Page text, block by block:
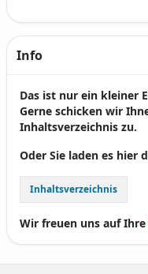
Info
Das ist nur ein kleiner
Gerne schicken wir
Inhaltsverzeichnis zu.
Oder Sie laden es hier
Inhaltsverzeichnis
Wir freuen uns auf Ihre